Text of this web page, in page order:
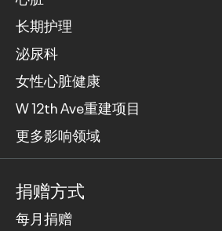
长期护理
泌尿科
女性心脏健康
W 12th Ave重建项目
更多影响领域
捐赠方式
每月捐赠